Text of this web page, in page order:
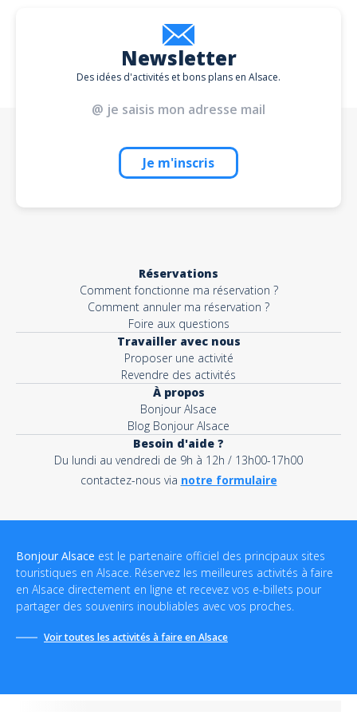
➤ Pour les groupes, nous proposons une gratuité pour 10 participants
payants, la sortie peut être ouverte à d'autres participants.
Newsletter
Des idées d'activités et bons plans en Alsace.
Je m'inscris
Réservations
Comment fonctionne ma réservation ?
Comment annuler ma réservation ?
Foire aux questions
Travailler avec nous
Proposer une activité
Revendre des activités
À propos
Bonjour Alsace
Blog Bonjour Alsace
Besoin d'aide ?
Du lundi au vendredi de 9h à 12h / 13h00-17h00
contactez-nous via notre formulaire
Bonjour Alsace est le partenaire officiel des principaux sites
touristiques en Alsace. Réservez les meilleures activités à faire
en Alsace directement en ligne et recevez vos e-billets pour
partager des souvenirs inoubliables avec vos proches.
Voir toutes les activités à faire en Alsace